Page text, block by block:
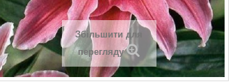
Збільшити для
перегляду